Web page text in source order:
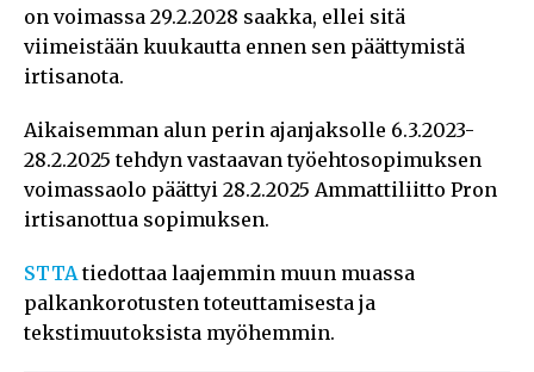
on voimassa 29.2.2028 saakka, ellei sitä
viimeistään kuukautta ennen sen päättymistä
irtisanota.
Aikaisemman alun perin ajanjaksolle 6.3.2023-
28.2.2025 tehdyn vastaavan työehtosopimuksen
voimassaolo päättyi 28.2.2025 Ammattiliitto Pron
irtisanottua sopimuksen.
STTAtiedottaa laajemmin muun muassa
palkankorotusten toteuttamisesta ja
tekstimuutoksista myöhemmin.